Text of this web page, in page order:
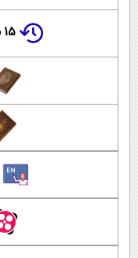
۱۵ سال پیش در چنین روزی